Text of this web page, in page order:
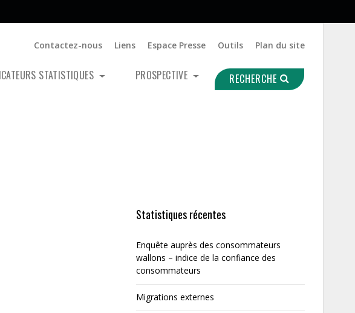
Contactez-nous Liens Espace Presse Outils Plan du site
STATISTIQUES PROSPECTIVE RECHERCHE
Statistiques récentes
Enquête auprès des consommateurs
wallons – indice de la confiance des
consommateurs
Migrations externes